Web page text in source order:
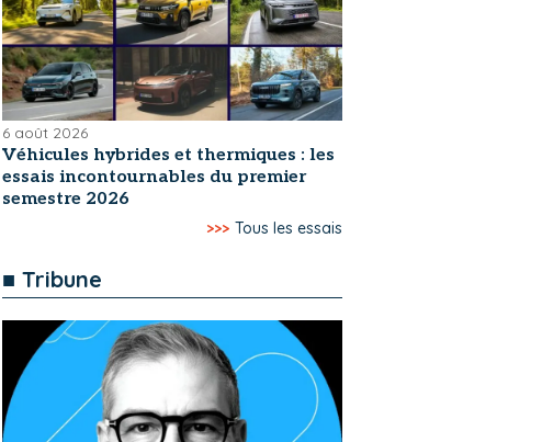
6 août 2026
Véhicules hybrides et thermiques : les
essais incontournables du premier
semestre 2026
>>> Tous les essais
■ Tribune